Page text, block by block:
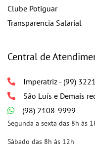
Clube Potiguar
Transparencia Salarial
Central de
Imperatriz - (99)
São Luís e Demais
(98) 2108-9999
Segunda a sexta das 8h às
Sábado das 8h às 12h